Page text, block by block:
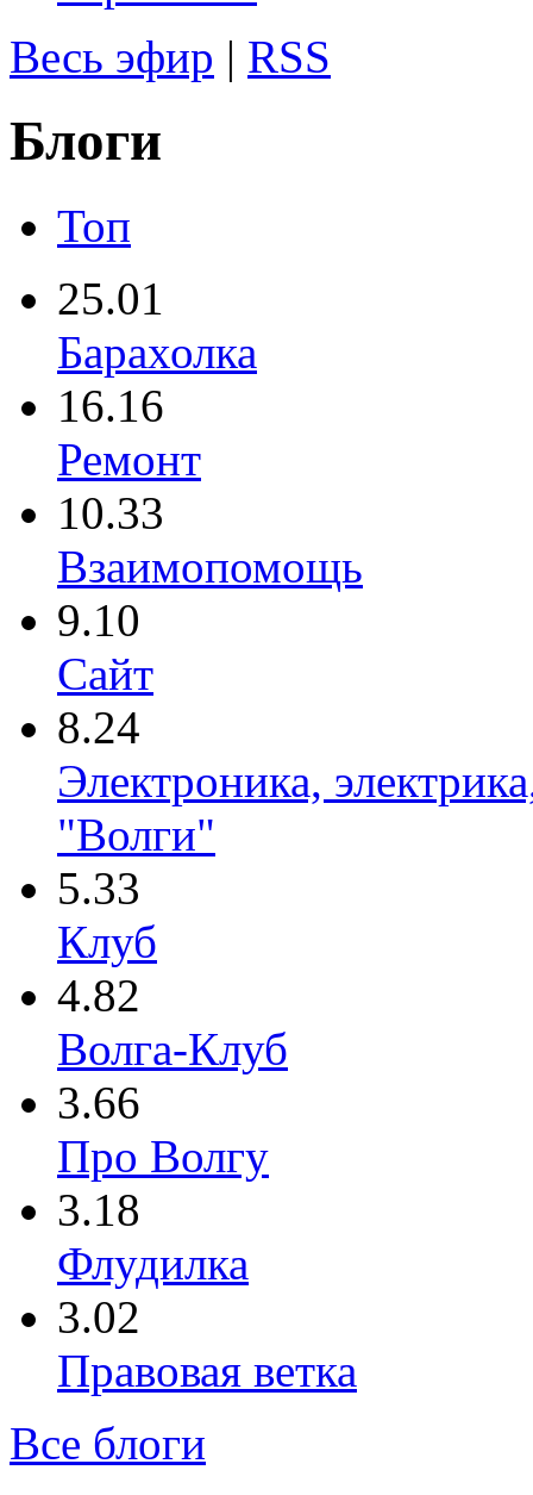
Весь эфир | RSS
Блоги
Топ
25.01
Барахолка
16.16
Ремонт
10.33
Взаимопомощь
9.10
Сайт
8.24
Электроника,
"Волги"
5.33
Клуб
4.82
Волга-Клуб
3.66
Про Волгу
3.18
Флудилка
3.02
Правовая ветка
Все блоги